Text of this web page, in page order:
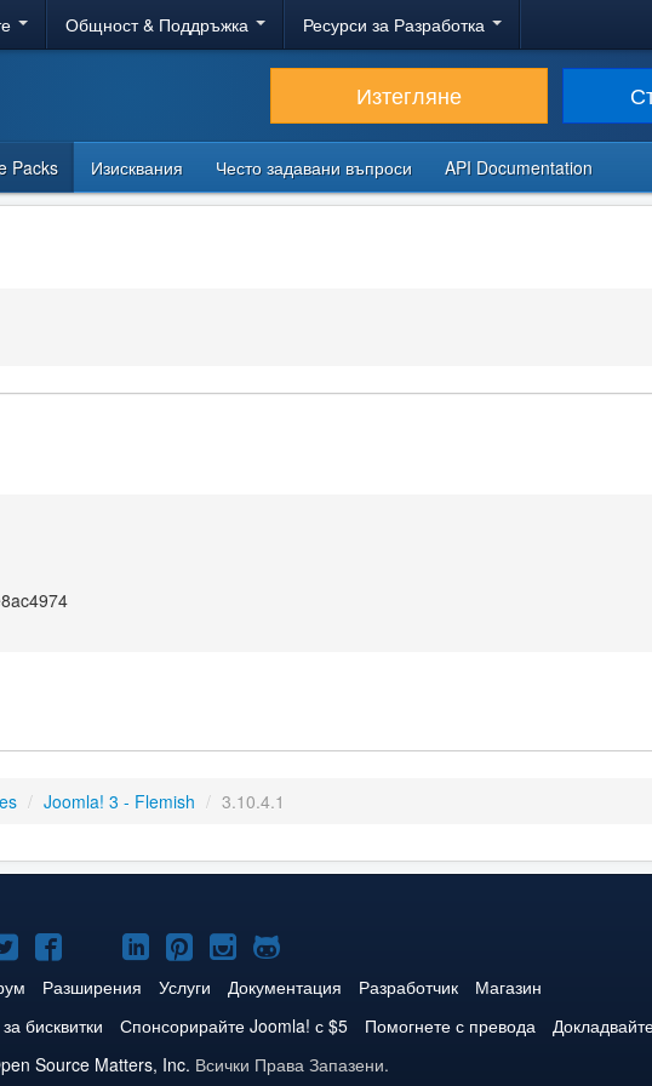
Общност & Поддръжка Ресурси за Разработка
Изтегляне
Packs Изисквания Често задавани въпроси API Documentation
/ Joomla! 3 - Flemish / 3.10.4.1
Joomla!
в
Twitter
Joomla!
във
Facebook
Joomla!
в
YouTube
Joomla!
в
LinkedIn
Joomla!
в
Pinterest
Joomla!
в
Instagram
Joomla!
в
GitHub
Разширения Услуги Документация Разработчик
Магазин
бисквитки Спонсорирайте Joomla! с $5 Помогнете с превода
Source Matters, Inc. Всички Права Запазени.